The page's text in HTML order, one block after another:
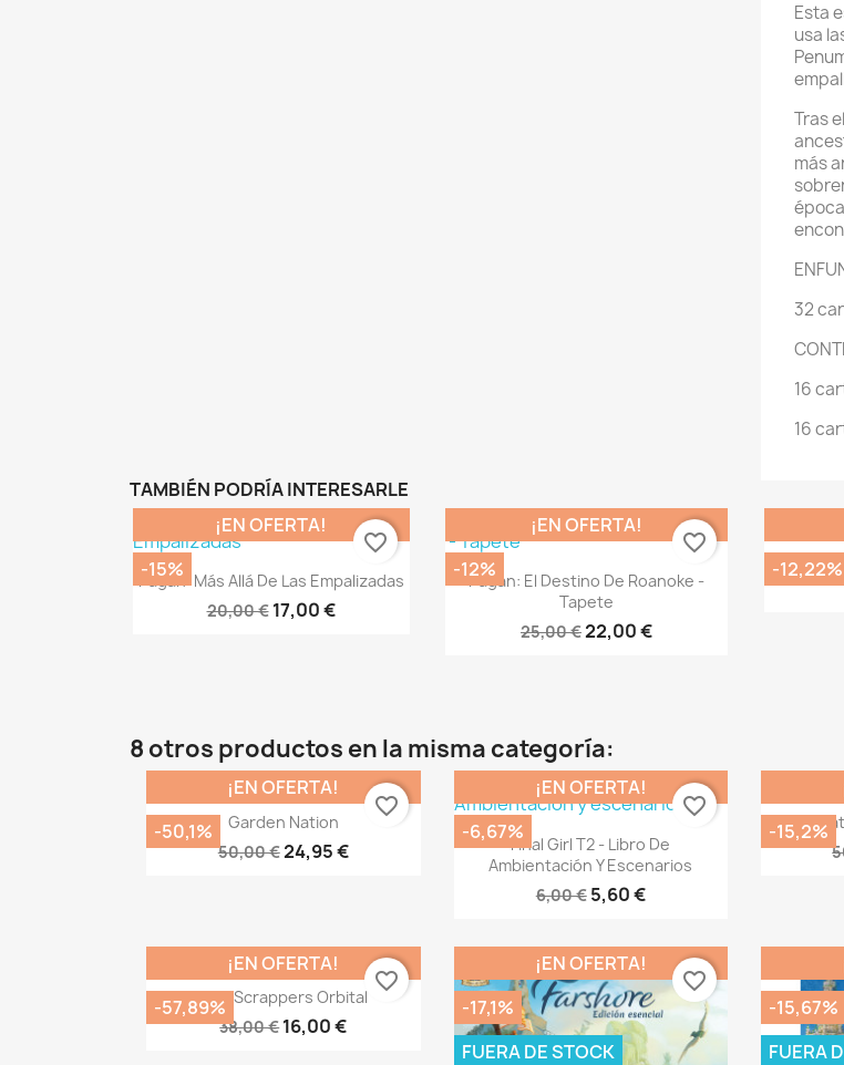
Esta
usa
Tras
más
32
16
16
TAMBIÉN PODRÍA INTERESARLE
Vista rápida
Pagan: Más Allá De Las Empalizadas
20,00 € 17,00 €
¡EN OFERTA!
-15%
favorite_border
Vista rápida
Pagan: El Destino De Roanoke -
Tapete
25,00 €22,00 €
¡EN OFERTA!
-12%
favorite_border
-12,22%
8 otros productos en la misma categoría:
Vista rápida
Garden Nation
50,00 €24,95 €
¡EN OFERTA!
-50,1%
favorite_border
Vista rápida
Final Girl T2 - Libro De
Ambientación Y Escenarios
6,00 € 5,60 €
¡EN OFERTA!
-6,67%
favorite_border
The
-15,2%
Vista rápida
Star Scrappers Orbital
38,00 €16,00 €
¡EN OFERTA!
-57,89%
favorite_border
¡EN OFERTA!
-17,1%
FUERA DE STOCK
favorite_border
-15,67%
FUERA